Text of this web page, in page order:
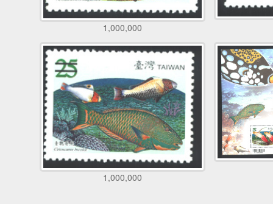
1,000,000
1,000,000